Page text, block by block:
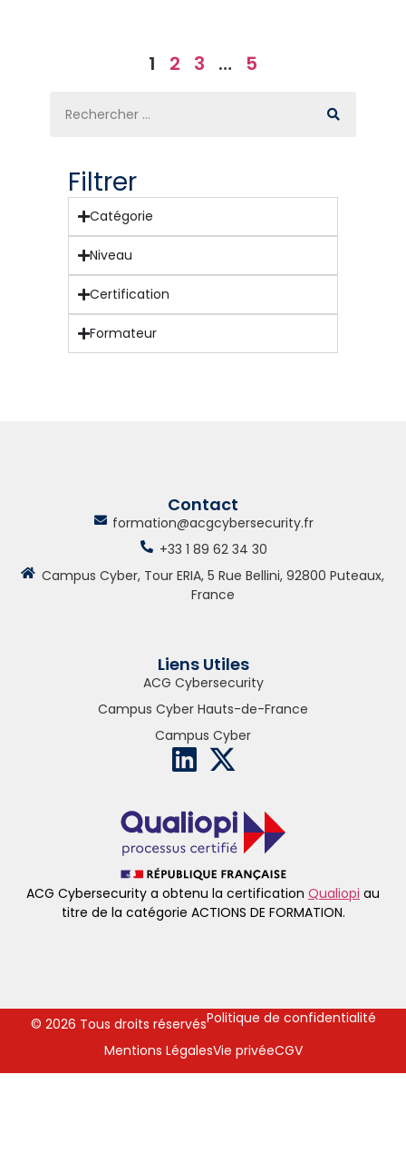
1 2 3 … 5
Filtrer
Catégorie
Niveau
Certification
Formateur
ACG Cybersecurity a obtenu la certification Qualiopi au
titre de la catégorie ACTIONS DE FORMATION.
Liens Utiles
ACG Cybersecurity
Campus Cyber Hauts-de-France
Campus Cyber
Contact
formation@acgcybersecurity.fr
+33 1 89 62 34 30
Campus Cyber, Tour ERIA, 5 Rue Bellini, 92800 Puteaux,
France
© 2026 Tous droits réservés
CGV
Politique de confidentialité
Mentions LégalesVie privée